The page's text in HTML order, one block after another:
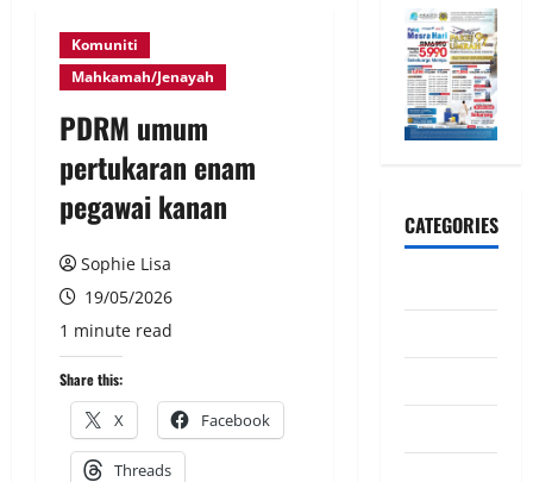
Komuniti
Mahkamah/Jenayah
PDRM umum
pertukaran enam
pegawai kanan
Sophie Lisa
19/05/2026
1 minute read
Share this:
X Facebook
Threads
CATEGORIES